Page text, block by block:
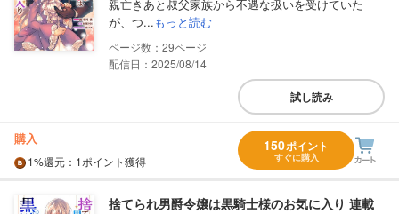
親亡きあと叔父家族から不遇な扱いを受けていた
が、つ...もっと読む
29
配信日：2025/08/14
試し読み
購入
1%還元 ：1ポイント獲得
150ポイント
すぐに購入
捨てられ男爵令嬢は黒騎士様のお気に入り 連載